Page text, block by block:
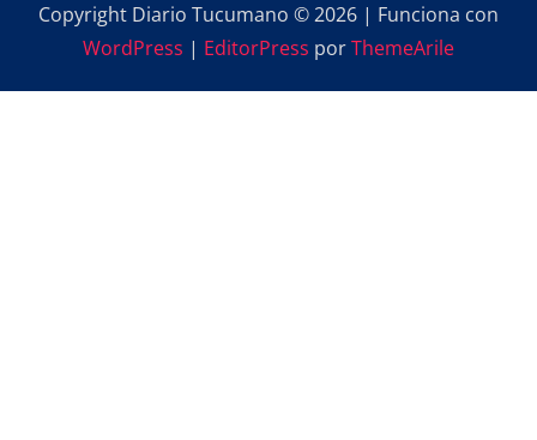
Copyright Diario Tucumano © 2026 | Funciona con
WordPress | EditorPress porThemeArile